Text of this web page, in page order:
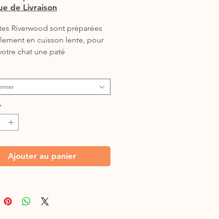
de Livraison
Riverwood sont préparées
en cuisson lente, pour
chat une paté
sans colorant, ni
Ajouter au panier